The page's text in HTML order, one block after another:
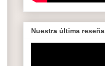
Nuestra última reseña